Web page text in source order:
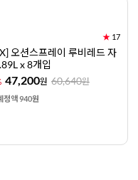
★ 17
오션스프레이 루비레드 자
x 8개입
47,200원 60,640원
정액 940원